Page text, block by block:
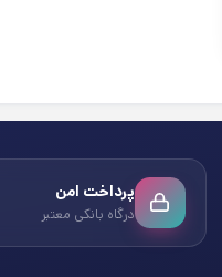
پرداخت امن
درگاه بانکی معتبر